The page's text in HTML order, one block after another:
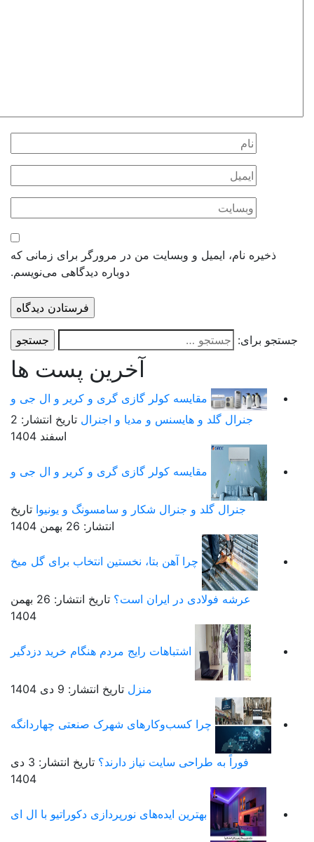
ذخیره نام، ایمیل و وبسایت من در مرورگر برای زمانی که
دوباره دیدگاهی می‌نویسم.
برای:
آخرین پست ها
مقایسه کولر گازی گری و کریر و ال جی و
جنرال گلد و هایسنس و مدیا و اجنرال
تاریخ انتشار: 2
اسفند 1404
مقایسه کولر گازی گری و کریر و ال جی و
جنرال گلد و جنرال شکار و سامسونگ و یونیوا تاریخ
انتشار: 26 بهمن 1404
چرا آهن بتا، نخستین انتخاب برای گل میخ
عرشه فولادی در ایران است؟
تاریخ انتشار: 26 بهمن
1404
اشتباهات رایج مردم هنگام خرید دزدگیر
منزل تاریخ انتشار: 9 دی 1404
چرا کسب‌وکارهای شهرک صنعتی چهاردانگه
فوراً به طراحی سایت نیاز دارند؟
تاریخ انتشار: 3 دی
1404
بهترین ایده‌های نورپردازی دکوراتیو با ال ای